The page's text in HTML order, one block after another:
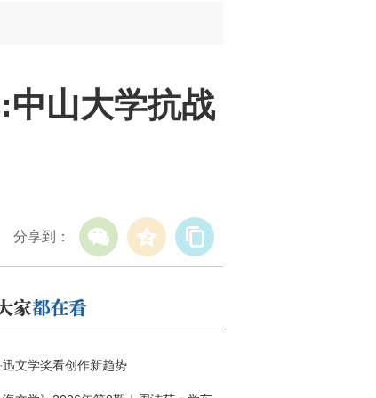
中山大学抗战
分享到：
迅文学奖看创作新趋势